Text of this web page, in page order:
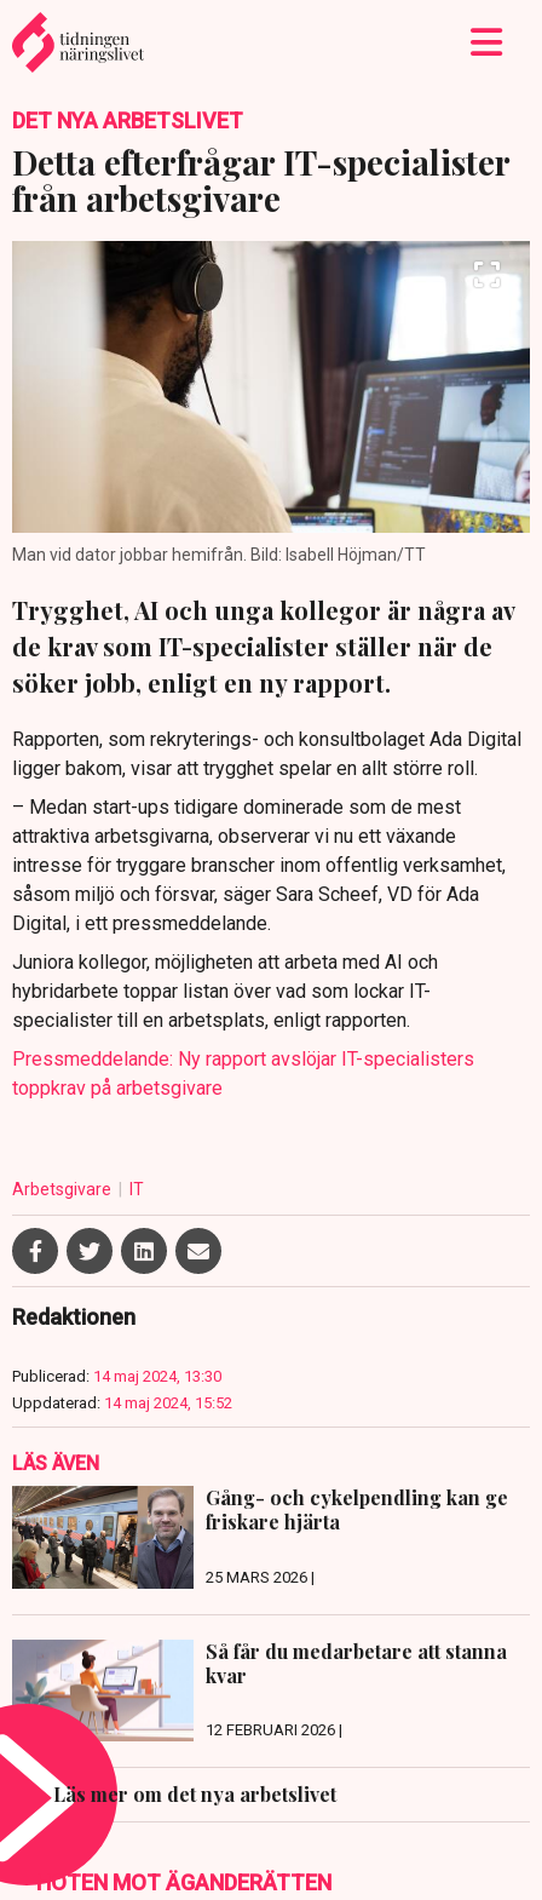
DET NYA ARBETSLIVET
Detta efterfrågar IT-specialister
från arbetsgivare
Man vid dator jobbar hemifrån. Bild: Isabell Höjman/TT
Trygghet, AI och unga kollegor är några av
de krav som IT-specialister ställer när de
söker jobb, enligt en ny rapport.
Rapporten, som rekryterings- och konsultbolaget Ada Digital
ligger bakom, visar att trygghet spelar en allt större roll.
– Medan start-ups tidigare dominerade som de mest
attraktiva arbetsgivarna, observerar vi nu ett växande
intresse för tryggare branscher inom offentlig verksamhet,
såsom miljö och försvar, säger Sara Scheef, VD för Ada
Digital, i ett pressmeddelande.
Juniora kollegor, möjligheten att arbeta med AI och
hybridarbete toppar listan över vad som lockar IT-
specialister till en arbetsplats, enligt rapporten.
Pressmeddelande: Ny rapport avslöjar IT-specialisters
toppkrav på arbetsgivare
Arbetsgivare IT
Redaktionen
Publicerad: 14 maj 2024, 13:30
Uppdaterad: 14 maj 2024, 15:52
LÄS ÄVEN
Gång- och cykelpendling kan ge
friskare hjärta
25 MARS 2026 |
Så får du medarbetare att stanna
kvar
12 FEBRUARI 2026 |
Läs mer om det nya arbetslivet
HOTEN MOT ÄGANDERÄTTEN